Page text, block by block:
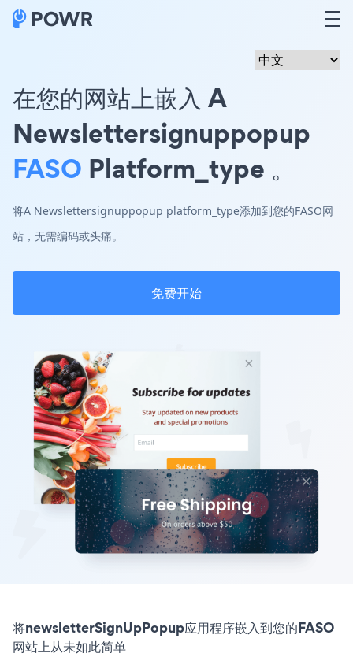
在您的网站上嵌入 A
Newslettersignuppopup
FASO Platform_type 。
将A Newslettersignuppopup platform_type添加到您的FASO网
站，无需编码或头痛。
免费开始
将newsletterSignUpPopup应用程序嵌入到您的FASO
网站上从未如此简单